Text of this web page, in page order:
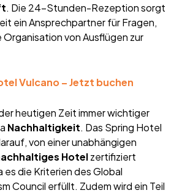
. Die 24-Stunden-Rezeption sorgt
ein Ansprechpartner für Fragen,
von Ausflügen zur
Vulcano – Jetzt buchen
heutigen Zeit immer wichtiger
Nachhaltigkeit. Das Spring Hotel
von einer unabhängigen
Hotelzertifiziert
es die Kriterien des Global
Council erfüllt. Zudem wird ein Teil